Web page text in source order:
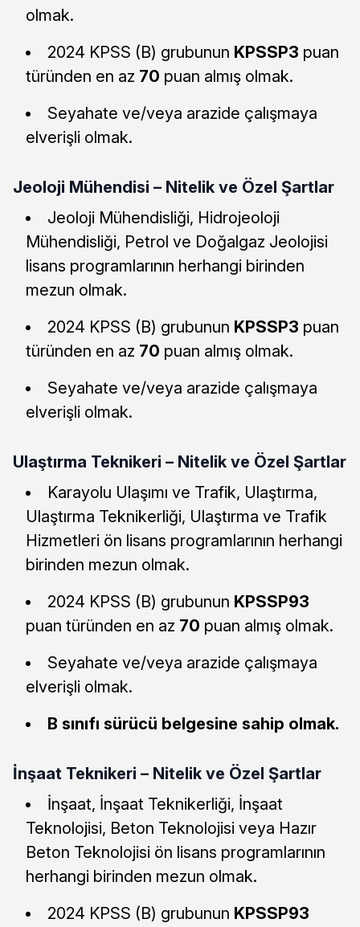
olmak.
2024 KPSS (B) grubunun KPSSP3 puan
türünden en az 70 puan almış olmak.
Seyahate ve/veya arazide çalışmaya
elverişli olmak.
Jeoloji Mühendisi – Nitelik ve Özel Şartlar
Jeoloji Mühendisliği, Hidrojeoloji
Mühendisliği, Petrol ve Doğalgaz Jeolojisi
lisans programlarının herhangi birinden
mezun olmak.
2024 KPSS (B) grubunun KPSSP3 puan
türünden en az 70 puan almış olmak.
Seyahate ve/veya arazide çalışmaya
elverişli olmak.
Ulaştırma Teknikeri – Nitelik ve Özel Şartlar
Karayolu Ulaşımı ve Trafik, Ulaştırma,
Ulaştırma Teknikerliği, Ulaştırma ve Trafik
Hizmetleri ön lisans programlarının herhangi
birinden mezun olmak.
2024 KPSS (B) grubunun KPSSP93
puan türünden en az 70 puan almış olmak.
Seyahate ve/veya arazide çalışmaya
elverişli olmak.
B sınıfı sürücü belgesine sahip olmak.
İnşaat Teknikeri – Nitelik ve Özel Şartlar
İnşaat, İnşaat Teknikerliği, İnşaat
Teknolojisi, Beton Teknolojisi veya Hazır
Beton Teknolojisi ön lisans programlarının
herhangi birinden mezun olmak.
2024 KPSS (B) grubunun KPSSP93